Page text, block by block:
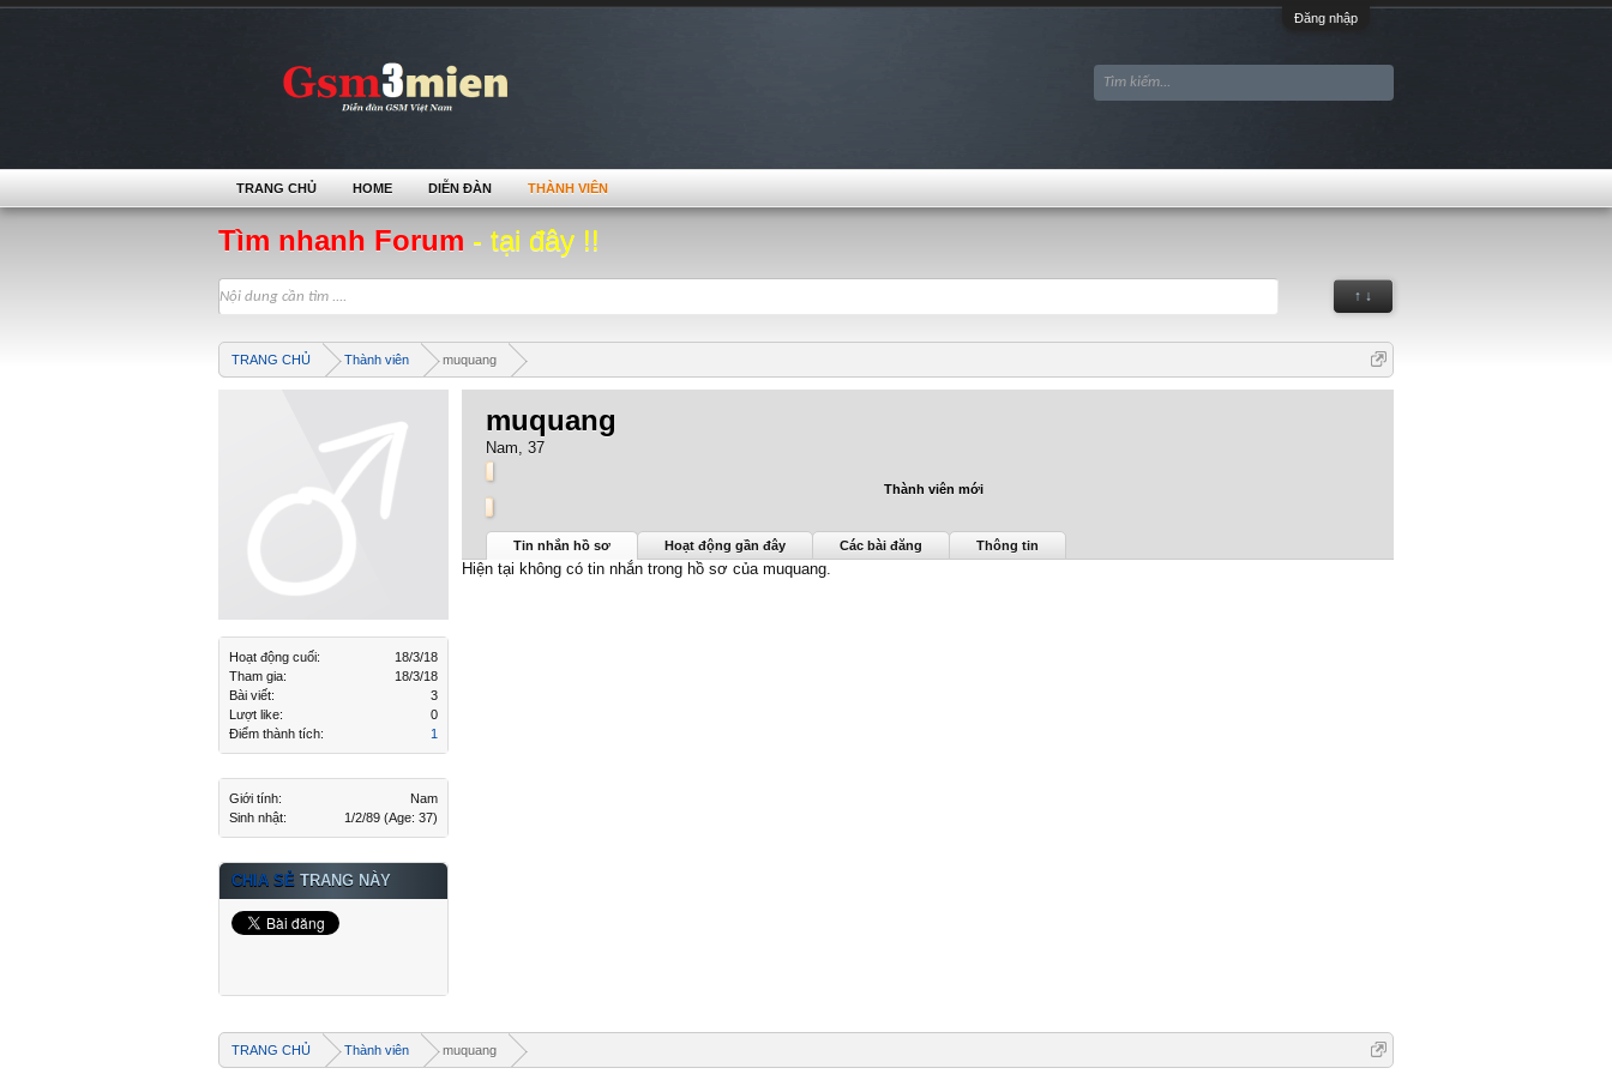
Đăng nhập
Tìm nhanh Forum - tại đây !!
↑ ↓
TRANG CHỦ Thành viên muquang
Hoạt động cuối:
18/3/18
Tham gia:
18/3/18
Bài viết:
3
Lượt like:
0
Điểm thành tích:
1
Giới tính:
Nam
Sinh nhật:
1/2/89 (Age: 37)
CHIA SẺ TRANG NÀY
muquang
Nam, 37
Thành viên mới
muquang được nhìn thấy lần cuối: 18/3/18
Tin nhắn hồ sơ Hoạt động gần đây Các bài đăng Thông tin
Hiện tại không có tin nhắn trong hồ sơ của muquang.
TRANG CHỦ Thành viên muquang
TRANG CHỦ HOME DIỄN ĐÀN THÀNH VIÊN